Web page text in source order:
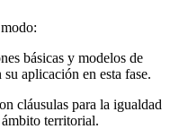
básicas y modelos de
aplicación en esta fase.
cláusulas para la igualdad
ámbito territorial.